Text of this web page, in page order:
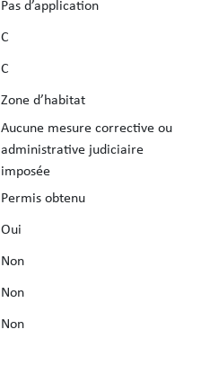
Pas d’application
C
C
Zone d’habitat
Aucune mesure corrective ou
administrative judiciaire
imposée
Permis obtenu
Oui
Non
Non
Non